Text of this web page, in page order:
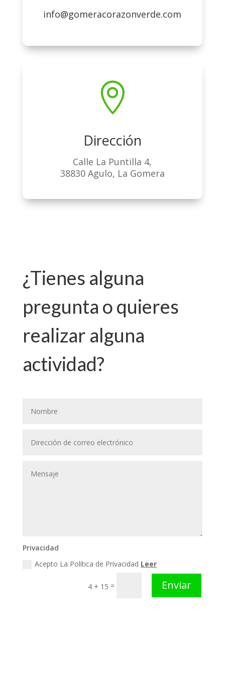
info@gomeracorazonverde.com

Dirección
Calle La Puntilla 4,
38830 Agulo, La Gomera
¿Tienes alguna
pregunta o quieres
realizar alguna
actividad?
Privacidad
Acepto La Política de Privacidad Leer
4 + 15 = Enviar